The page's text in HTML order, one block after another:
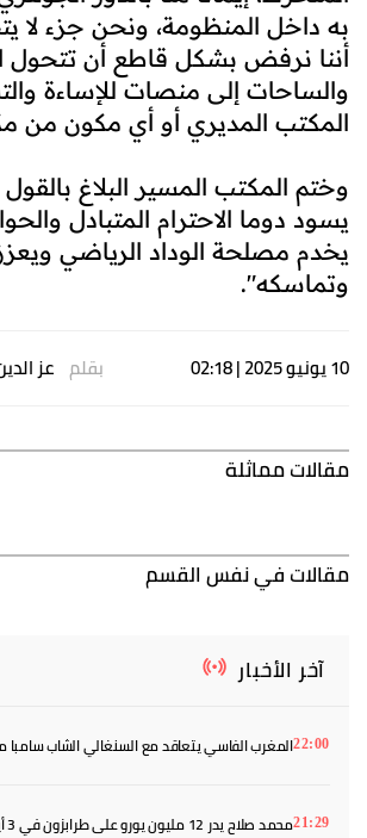
به داخل المنظومة، ونحن جزء لا
أننا نرفض بشكل قاطع أن تتحول
والساحات إلى منصات للإساءة
المكتب المديري أو أي مكون من
وختم المكتب المسير البلاغ
يسود دوما الاحترام المتبادل
يخدم مصلحة الوداد الرياضي
وتماسكه".
10 يونيو 2025 | 02:18 بقلم عز
مقالات مماثلة
مقالات في نفس القسم
آخر الأخبار
22:00المغرب الفاسي يتعاقد مع السنغالي الشاب
21:29محمد صلاح يدر 12 مليون يورو على طرابزون في 3 أيام